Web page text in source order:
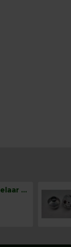
BOSCH Claxonschakelaar opbouw ⌀ 35 mm 0343013001